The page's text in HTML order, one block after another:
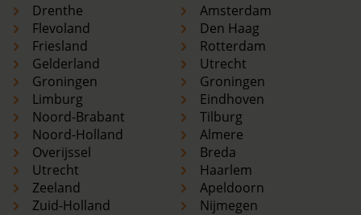
Drenthe
Flevoland
Friesland
Gelderland
Groningen
Limburg
Noord-Brabant
Noord-Holland
Overijssel
Utrecht
Zeeland
Zuid-Holland
Amsterdam
Den Haag
Rotterdam
Utrecht
Groningen
Eindhoven
Tilburg
Almere
Breda
Haarlem
Apeldoorn
Nijmegen